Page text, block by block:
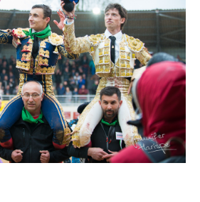
Ganaderia de PINCHA
Les Toreros
Infos pratiques
La Peña